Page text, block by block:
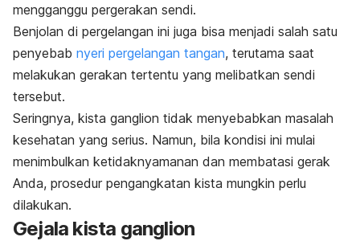
mengganggu pergerakan sendi.
Benjolan di pergelangan ini juga bisa menjadi salah satu
penyebab nyeri pergelangan tangan, terutama saat
melakukan gerakan tertentu yang melibatkan sendi
tersebut.
Seringnya, kista ganglion tidak menyebabkan masalah
kesehatan yang serius. Namun, bila kondisi ini mulai
menimbulkan ketidaknyamanan dan membatasi gerak
Anda, prosedur pengangkatan kista mungkin perlu
dilakukan.
Gejala kista ganglion